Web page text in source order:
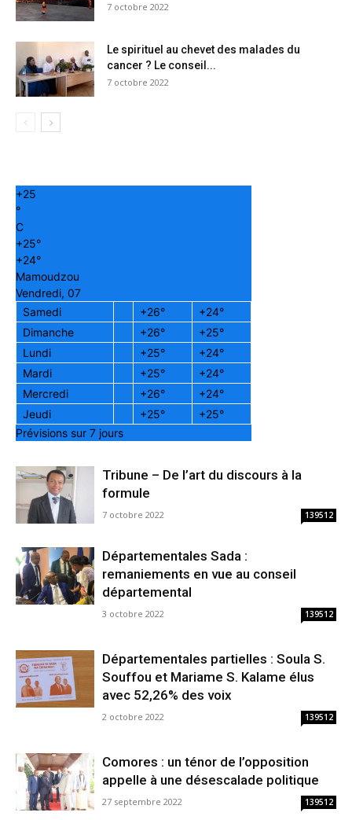
7 octobre 2022
Le spirituel au chevet des malades du
cancer ? Le conseil...
7 octobre 2022
+25
°
C
+25°
+24°
Mamoudzou
Vendredi, 07
Samedi
+26° +24°
Dimanche
+26° +25°
Lundi
+25° +24°
Mardi
+25° +24°
Mercredi
+26° +24°
Jeudi
+25° +25°
Prévisions sur 7 jours
Tribune – De l’art du discours à la
formule
7 octobre 2022 139512
Départementales Sada :
remaniements en vue au conseil
départemental
3 octobre 2022 139512
Départementales partielles : Soula S.
Souffou et Mariame S. Kalame élus
avec 52,26% des voix
2 octobre 2022 139512
Comores : un ténor de l’opposition
appelle à une désescalade politique
27 septembre 2022 139512